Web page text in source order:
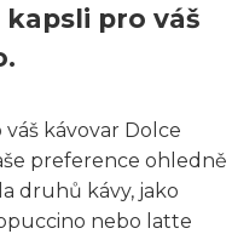
pro váš
kávovar Dolce
preference ohledně
druhů kávy, jako
nebo latte